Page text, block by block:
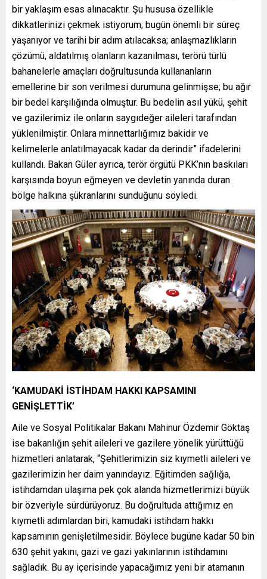
bir yaklaşım esas alınacaktır. Şu hususa özellikle
dikkatlerinizi çekmek istiyorum; bugün önemli bir süreç
yaşanıyor ve tarihi bir adım atılacaksa; anlaşmazlıkların
çözümü, aldatılmış olanların kazanılması, terörü türlü
bahanelerle amaçları doğrultusunda kullananların
emellerine bir son verilmesi durumuna gelinmişse; bu ağır
bir bedel karşılığında olmuştur. Bu bedelin asıl yükü, şehit
ve gazilerimiz ile onların saygıdeğer aileleri tarafından
yüklenilmiştir. Onlara minnettarlığımız bakidir ve
kelimelerle anlatılmayacak kadar da derindir” ifadelerini
kullandı. Bakan Güler ayrıca, terör örgütü PKK’nın baskıları
karşısında boyun eğmeyen ve devletin yanında duran
bölge halkına şükranlarını sunduğunu söyledi.
‘KAMUDAKİ İSTİHDAM HAKKI KAPSAMINI
GENİŞLETTİK’
Aile ve Sosyal Politikalar Bakanı Mahinur Özdemir Göktaş
ise bakanlığın şehit aileleri ve gazilere yönelik yürüttüğü
hizmetleri anlatarak, “Şehitlerimizin siz kıymetli aileleri ve
gazilerimizin her daim yanındayız. Eğitimden sağlığa,
istihdamdan ulaşıma pek çok alanda hizmetlerimizi büyük
bir özveriyle sürdürüyoruz. Bu doğrultuda attığımız en
kıymetli adımlardan biri, kamudaki istihdam hakkı
kapsamının genişletilmesidir. Böylece bugüne kadar 50 bin
630 şehit yakını, gazi ve gazi yakınlarının istihdamını
sağladık. Bu ay içerisinde yapacağımız yeni bir atamanın